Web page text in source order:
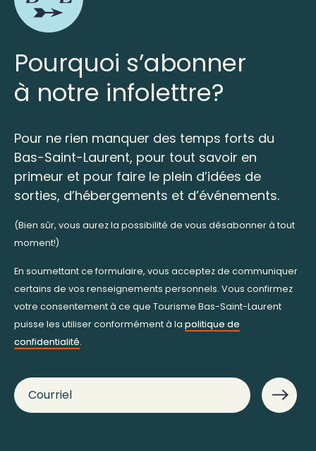
Pourquoi s’abonner
à notre infolettre?
Pour ne rien manquer des temps forts du
Bas-Saint-Laurent, pour tout savoir en
primeur et pour faire le plein d’idées de
sorties, d’hébergements et d’événements.
(Bien sûr, vous aurez la possibilité de vous désabonner à tout
moment!)
En soumettant ce formulaire, vous acceptez de communiquer
certains de vos renseignements personnels. Vous confirmez
votre consentement à ce que Tourisme Bas-Saint-Laurent
puisse les utiliser conformément à la politique de
confidentialité.